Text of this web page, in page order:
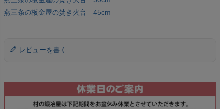
燕三条の板金屋の焚き火台 45cm
レビューを書く